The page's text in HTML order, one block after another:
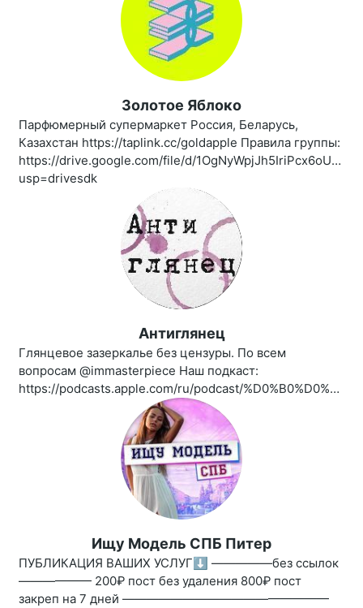
Золотое Яблоко
Парфюмерный супермаркет Россия, Беларусь,
Казахстан https://taplink.cc/goldapple Правила группы:
https://drive.google.com/file/d/
usp=drivesdk
Антиглянец
Глянцевое зазеркалье без цензуры. По всем
вопросам @immasterpiece Наш подкаст:
https://podcasts.apple.com/ru/podcast/%D0%B0%D0%BD%D1%82%D0%B8%D0%B3%D0%BB%D1%8F%D0%BD%D0%B5%D1%86/id1461850339
Ищу Модель СПБ Питер
ПУБЛИКАЦИЯ ВАШИХ УСЛУГ⬇️ —————без ссылок
—————— 200₽ пост без удаления 800₽ пост
закреп на 7 дней —————————————————